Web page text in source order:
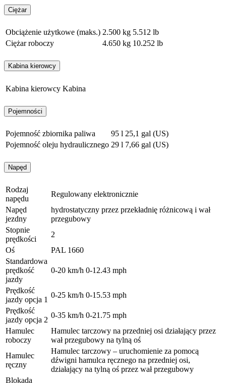
Ciężar
Obciążenie użytkowe (maks.) 2.500 kg 5.512 lb
Ciężar roboczy
4.650 kg 10.252 lb
Kabina kierowcy
Kabina kierowcy Kabina
Pojemności
Pojemność zbiornika paliwa 95 l 25,1 gal (US)
Pojemność oleju hydraulicznego 29 l 7,66 gal (US)
Napęd
Rodzaj
napędu
Regulowany elektronicznie
Napęd
jezdny
hydrostatyczny przez przekładnię różnicową i wał
przegubowy
Stopnie
prędkości
2
Oś
PAL 1660
Standardowa
prędkość
jazdy
0-20 km/h 0-12.43 mph
Prędkość
jazdy opcja 1
0-25 km/h 0-15.53 mph
Prędkość
jazdy opcja 2
0-35 km/h 0-21.75 mph
Hamulec
roboczy
Hamulec tarczowy na przedniej osi działający przez
wał przegubowy na tylną oś
Hamulec
ręczny
Hamulec tarczowy – uruchomienie za pomocą
dźwigni hamulca ręcznego na przedniej osi,
działający na tylną oś przez wał przegubowy
Blokada